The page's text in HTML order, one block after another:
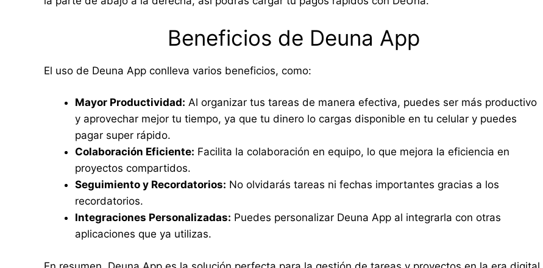
Beneficios de Deuna App
El uso de Deuna App conlleva varios beneficios, como:
Mayor Productividad: Al organizar tus tareas de manera efectiva, puedes ser más productivo
y aprovechar mejor tu tiempo, ya que tu dinero lo cargas disponible en tu celular y puedes
pagar super rápido.
Colaboración Eficiente: Facilita la colaboración en equipo, lo que mejora la eficiencia en
proyectos compartidos.
Seguimiento y Recordatorios: No olvidarás tareas ni fechas importantes gracias a los
recordatorios.
Integraciones Personalizadas: Puedes personalizar Deuna App al integrarla con otras
aplicaciones que ya utilizas.